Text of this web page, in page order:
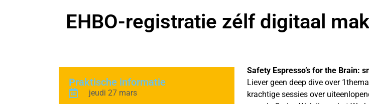
EHBO-registratie zélf digitaal
Praktische informatie
jeudi 27 mars
Safety Espresso’s for the Brain:
Liever geen deep dive over
krachtige sessies over